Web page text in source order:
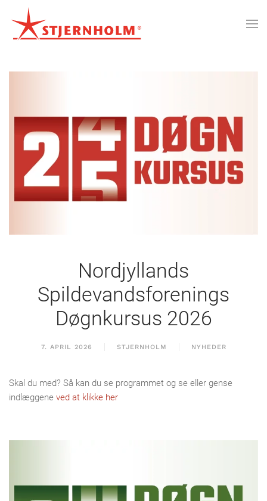
Nordjyllands
Spildevandsforenings
Døgnkursus 2026
7. APRIL 2026 STJERNHOLM NYHEDER
Skal du med? Så kan du se programmet og se eller gense
indlæggene ved at klikke her